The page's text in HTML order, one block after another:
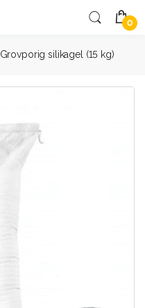
0
Grovporig silikagel (15 kg)